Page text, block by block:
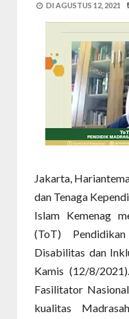
DI AGUSTUS 12, 2021
Jakarta,
dan Tenaga
Islam Kemenag
(ToT)
Disabilitas dan
Kamis (12/8/
Fasilitator
kualitas